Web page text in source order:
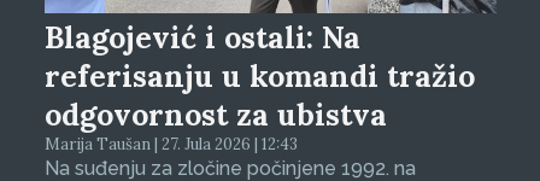
Blagojević i ostali: Na
referisanju u komandi tražio
odgovornost za ubistva
Marija Taušan | 27. Jula 2026 | 12:43
Na suđenju za zločine počinjene 1992. na